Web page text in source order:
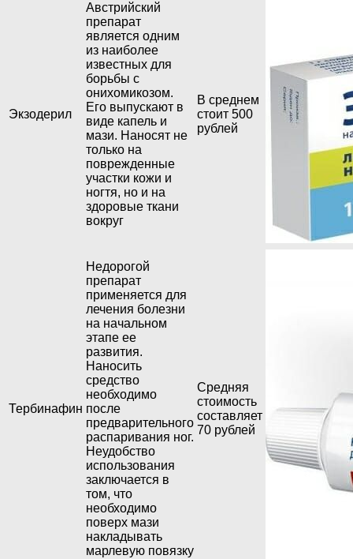
Экзодерил
Австрийский
препарат
является одним
из наиболее
известных для
борьбы с
онихомикозом.
Его выпускают в
виде капель и
мази. Наносят не
только на
поврежденные
участки кожи и
ногтя, но и на
здоровые ткани
вокруг
В среднем
стоит 500
рублей
Тербинафин
Недорогой
препарат
применяется для
лечения болезни
на начальном
этапе ее
развития.
Наносить
средство
необходимо
после
предварительного
распаривания ног.
Неудобство
использования
заключается в
том, что
необходимо
поверх мази
накладывать
марлевую повязку
Средняя
стоимость
составляет
70 рублей